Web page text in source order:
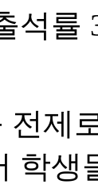
석률
제
학생